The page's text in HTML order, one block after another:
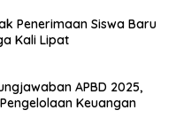
Penerimaan Siswa Baru
Kali Lipat
APBD 2025,
Keuangan